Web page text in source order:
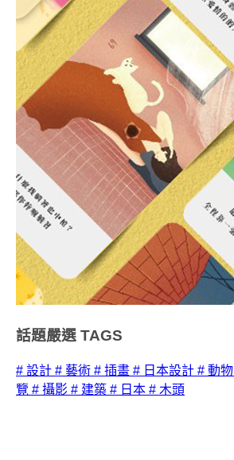
話題嚴選 TAGS
# 設計 # 藝術 # 插畫 # 日本設計 # 動物
覽 # 攝影 # 建築 # 日本 # 木頭